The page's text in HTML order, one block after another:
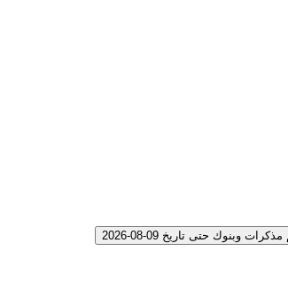
حتى تاريخ 09-08-2026